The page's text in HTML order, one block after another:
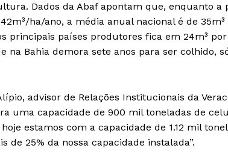
Dados da Abaf apontam que, enquanto a
ha/ano, a média anual nacional é de
principais países produtores fica em 24m³
na Bahia demora sete anos para ser colhido,
advisor de Relações Institucionais da
uma capacidade de 900 mil toneladas de
estamos com a capacidade de 1.12 mil
de 25% da nossa capacidade instalada”.